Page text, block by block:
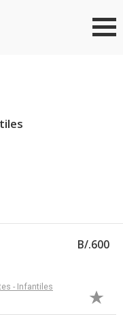
- Infantiles
B/.600